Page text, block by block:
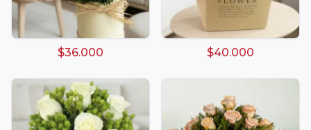
$36.000 $40.000
Arreglos damasco